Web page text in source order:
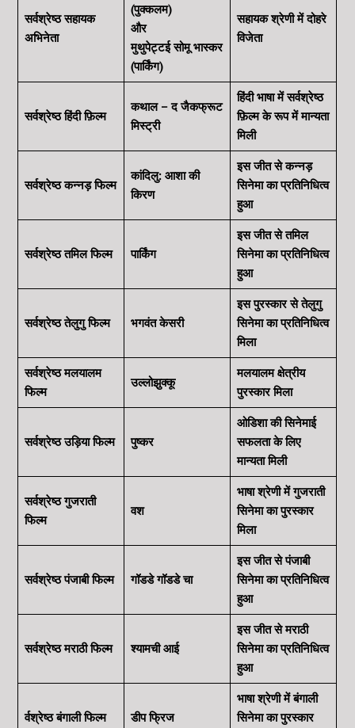
सर्वश्रेष्ठ सहायक
अभिनेता
(पुक्कलम)
और
मुथुपेट्टई सोमू भास्कर
(पार्किंग)
सहायक श्रेणी में दोहरे
विजेता
सर्वश्रेष्ठ हिंदी फ़िल्म
कथाल – द जैकफ्रूट
मिस्ट्री
हिंदी भाषा में सर्वश्रेष्ठ
फ़िल्म के रूप में मान्यता
मिली
सर्वश्रेष्ठ कन्नड़ फिल्म
कांदिलु: आशा की
किरण
इस जीत से कन्नड़
सिनेमा का प्रतिनिधित्व
हुआ
सर्वश्रेष्ठ तमिल फिल्म पार्किंग
इस जीत सेतमिल
सिनेमा का प्रतिनिधित्व
हुआ
सर्वश्रेष्ठ तेलुगु फिल्म भगवंत केसरी
इस पुरस्कार से तेलुगु
सिनेमा का प्रतिनिधित्व
मिला
सर्वश्रेष्ठ मलयालम
फिल्म
उल्लोझुक्कू
मलयालम क्षेत्रीय
पुरस्कार मिला
सर्वश्रेष्ठ उड़िया फिल्म पुष्कर
ओडिशा की सिनेमाई
सफलता के लिए
मान्यता मिली
सर्वश्रेष्ठ गुजराती
फिल्म
वश
भाषा श्रेणी में गुजराती
सिनेमा का पुरस्कार
मिला
सर्वश्रेष्ठ पंजाबी फिल्म गॉडडे गॉडडे चा
इस जीत सेपंजाबी
सिनेमा का प्रतिनिधित्व
हुआ
सर्वश्रेष्ठ मराठी फिल्म श्यामची आई
इस जीत सेमराठी
सिनेमा का प्रतिनिधित्व
हुआ
र्वश्रेष्ठ बंगाली फिल्म डीप फ्रिज
भाषा श्रेणी मेंबंगाली
सिनेमा का पुरस्कार